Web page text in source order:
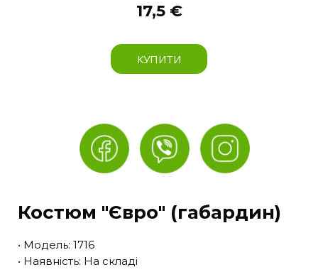
17,5 €
КУПИТИ
Костюм "Євро" (габардин)
• Модель: 1716
• Наявність: На складі